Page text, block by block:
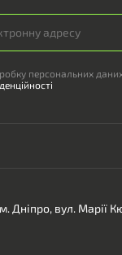
персональних
Дніпро, вул. Марії